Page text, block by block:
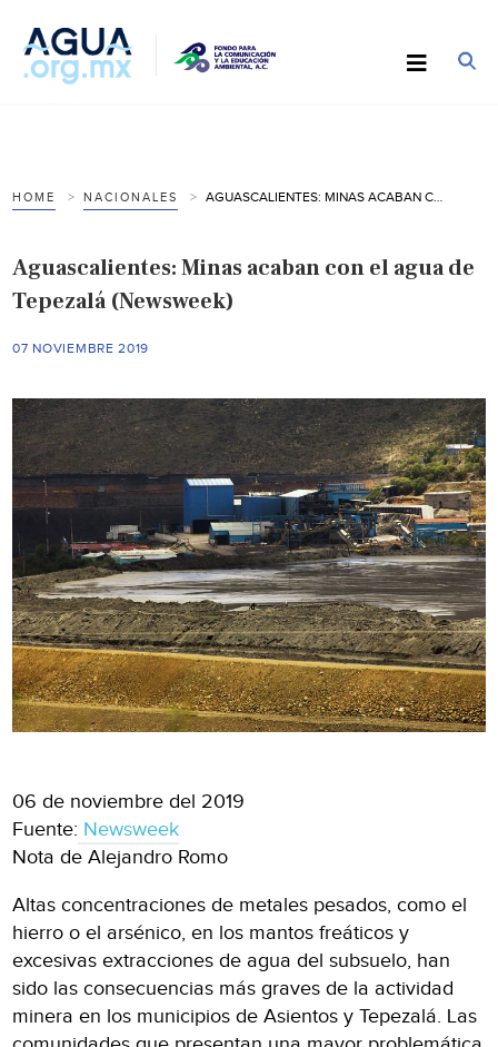
HOME NACIONALES
Aguascalientes: Minas acaban con el agua de
Tepezalá (Newsweek)
07 NOVIEMBRE 2019
06 de noviembre del 2019
Fuente: Newsweek
Nota de Alejandro Romo
Altas concentraciones de metales pesados, como el
hierro o el arsénico, en los mantos freáticos y
excesivas extracciones de agua del subsuelo, han
sido las consecuencias más graves de la actividad
minera en los municipios de Asientos y Tepezalá. Las